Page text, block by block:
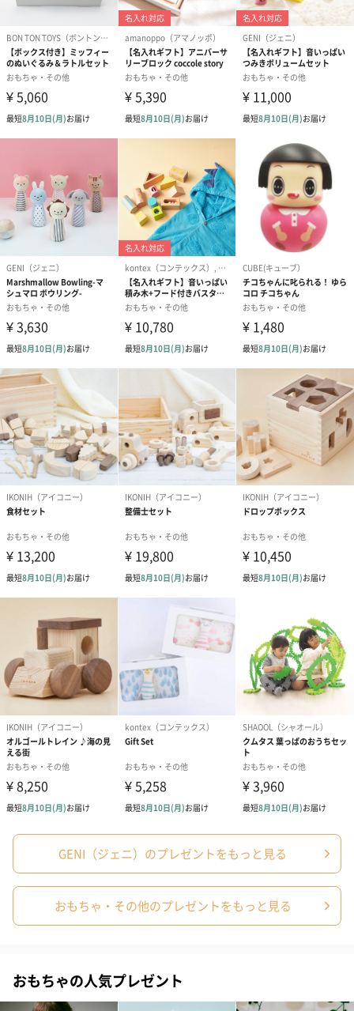
プリザーブドフラワー
ブーケ（ピンク）
（2,580円）
プリザーブドフラワー
ブーケ（ブルー）
（2,580円）
アミュレット
ク）（1,500円
紅茶・コーヒー・スイーツを同梱してお届けいたします。ギフト
への＋αにおすすめです。
アールグレイ（HAPPY
BIRTHDAY TO YOU）
（660円）
アールグレイティー
（660円）
フルーツティ
円）
スキンケアグッズ
スキンケアグッズを同梱してお届けします。
ハンドクリーム3本セッ
ト【ありがとう】
（1,100円）
シャワージェル＆ハン
ドクリーム（ピンクグ
レープフルーツ）
（2,145円）
シャワージェ
ドクリーム（
ッシュローズ
円）
リラックスグッズ
リラックスグッズを同梱してお届けします。
GENI（ジェニ）のプレゼントをもっと見る
おもちゃ・その他のプレゼントをもっと見る
おもちゃの人気プレゼント